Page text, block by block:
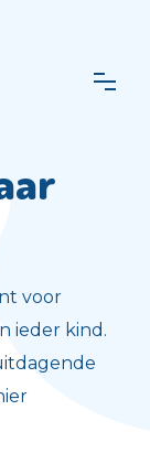
voor
ieder kind.